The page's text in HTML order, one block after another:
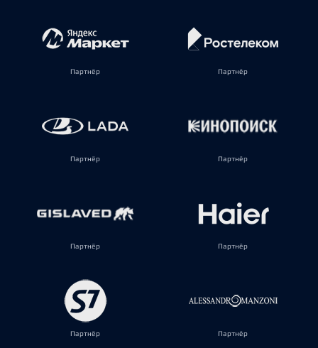
Партнёр Партнёр
Партнёр Партнёр
Партнёр Партнёр
Партнёр Партнёр